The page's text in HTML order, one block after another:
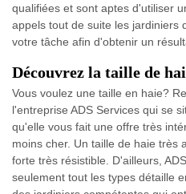
qualifiées et sont aptes d'utiliser
appels tout de suite les jardiniers
votre tâche afin d'obtenir un
Découvrez la taille de
Vous voulez une taille en haie?
l'entreprise ADS Services qui se
qu'elle vous fait une offre très
moins cher. Un taille de haie très
forte très résistible. D'ailleurs,
seulement tout les types détaille